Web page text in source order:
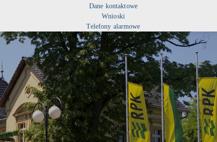
Dane kontaktowe
Wnioski
Telefony alarmowe